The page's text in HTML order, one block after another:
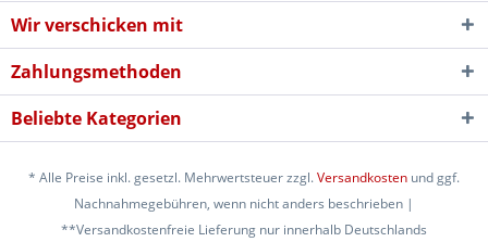
Wir verschicken mit
Zahlungsmethoden
Beliebte Kategorien
* Alle Preise inkl. gesetzl. Mehrwertsteuer zzgl.Versandkosten und ggf.
Nachnahmegebühren, wenn nicht anders beschrieben |
**Versandkostenfreie Lieferung nur innerhalb Deutschlands